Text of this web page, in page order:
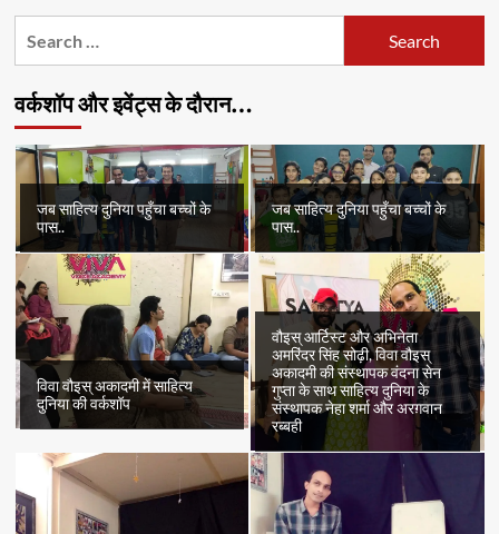
नुक़्ते
नुक़्ते
(1):
“फ”
और
“फ़”….
वर्कशॉप और इवेंट्स के दौरान…
जब साहित्य दुनिया पहुँचा बच्चों के
पास..
जब साहित्य दुनिया पहुँचा बच्चों के
पास..
विवा वौइस् अकादमी में साहित्य
दुनिया की वर्कशॉप
वौइस् आर्टिस्ट और अभिनेता
अमरिंदर सिंह सोढ़ी, विवा वौइस्
अकादमी की संस्थापक वंदना सेन
गुप्ता के साथ साहित्य दुनिया के
संस्थापक नेहा शर्मा और अरग़वान
रब्बही